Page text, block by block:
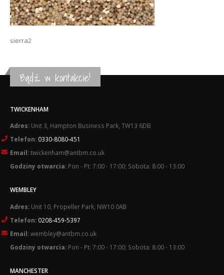
sierra2
Bądź w kontakcie!
TWICKENHAM
Adres: Unit 3, Hampton Business Park, TW13 6DB
Telefon: 0330-8080-451
Email:twickenham@antbm.co.uk
Godziny otwarcia: Pon - Pt: 7:00 - 17:00; Sobota: 8:00 - 13:00
WEMBLEY
Adres: Unit 10, Propeller Park, NW10 0AB
Telefon: 0208-459-5397
Email:wembley@antbm.co.uk
Godziny otwarcia: Pon - Pt: 7:00 - 17:00; Sobota: 8:00 - 13:00
MANCHESTER